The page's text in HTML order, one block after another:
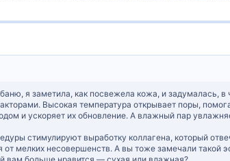
я заметила, как посвежела кожа, и
Высокая температура открывает поры,
и ускоряет их обновление. А влажный пар
стимулируют выработку коллагена, который
мелких несовершенств. А вы тоже замечали такой